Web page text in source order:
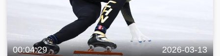
00:04:29 2026-03-13